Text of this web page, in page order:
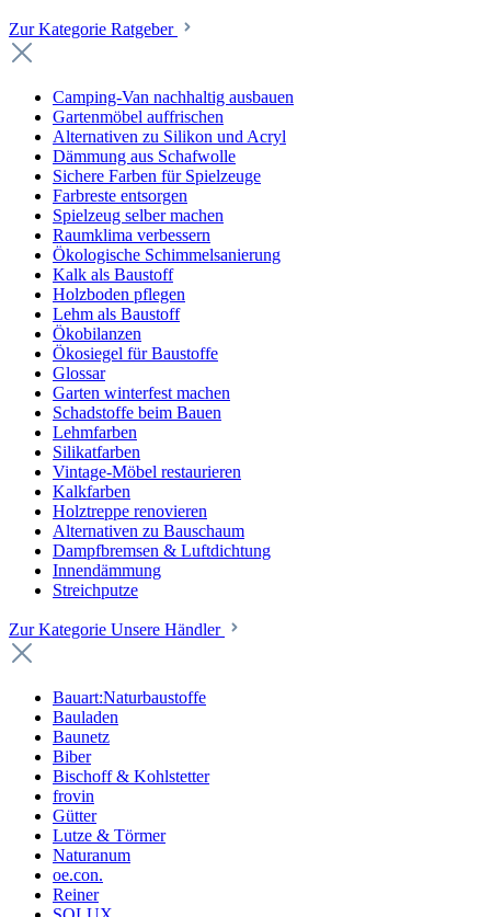
Zur Kategorie Ratgeber
Camping-Van nachhaltig ausbauen
Gartenmöbel auffrischen
Alternativen zu Silikon und Acryl
Dämmung aus Schafwolle
Sichere Farben für Spielzeuge
Farbreste entsorgen
Spielzeug selber machen
Raumklima verbessern
Ökologische Schimmelsanierung
Kalk als Baustoff
Holzboden pflegen
Lehm als Baustoff
Ökobilanzen
Ökosiegel für Baustoffe
Glossar
Garten winterfest machen
Schadstoffe beim Bauen
Lehmfarben
Silikatfarben
Vintage-Möbel restaurieren
Kalkfarben
Holztreppe renovieren
Alternativen zu Bauschaum
Dampfbremsen & Luftdichtung
Innendämmung
Streichputze
Zur Kategorie Unsere Händler
Bauart:Naturbaustoffe
Bauladen
Baunetz
Biber
Bischoff & Kohlstetter
frovin
Gütter
Lutze & Törmer
Naturanum
oe.con.
Reiner